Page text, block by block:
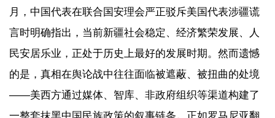
月，中国代表在联合国安理会严正驳斥美国代表涉疆谎
言时明确指出，当前新疆社会稳定、经济繁荣发展、人
民安居乐业，正处于历史上最好的发展时期。然而遗憾
的是，真相在舆论战中往往面临被遮蔽、被扭曲的处境
——美西方通过媒体、智库、非政府组织等渠道构建了